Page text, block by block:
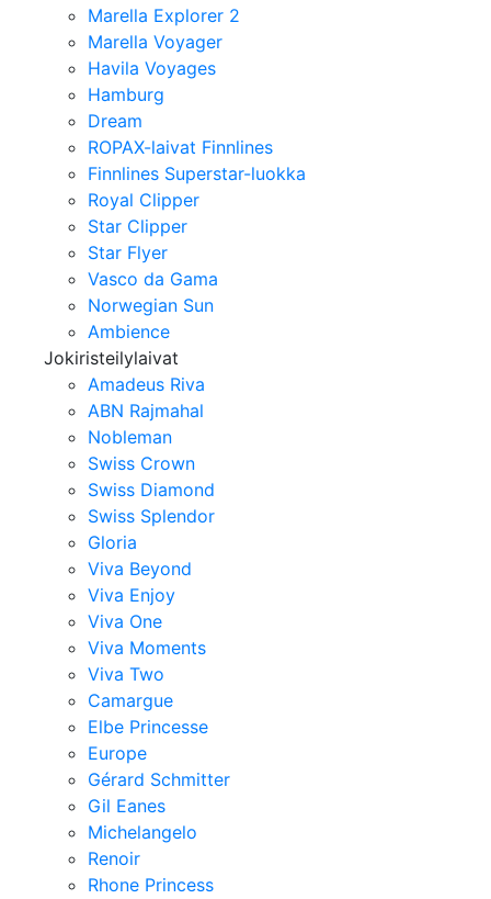
Marella Explorer 2
Marella Voyager
Havila Voyages
Hamburg
Dream
ROPAX-laivat Finnlines
Finnlines Superstar-luokka
Royal Clipper
Star Clipper
Star Flyer
Vasco da Gama
Norwegian Sun
Ambience
Jokiristeilylaivat
Amadeus Riva
ABN Rajmahal
Nobleman
Swiss Crown
Swiss Diamond
Swiss Splendor
Gloria
Viva Beyond
Viva Enjoy
Viva One
Viva Moments
Viva Two
Camargue
Elbe Princesse
Europe
Gérard Schmitter
Gil Eanes
Michelangelo
Renoir
Rhone Princess